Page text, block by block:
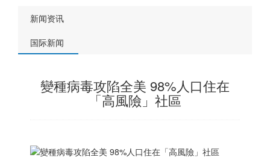
新闻资讯
国际新闻
變種病毒攻陷全美 98%人口住在
「高風險」社區